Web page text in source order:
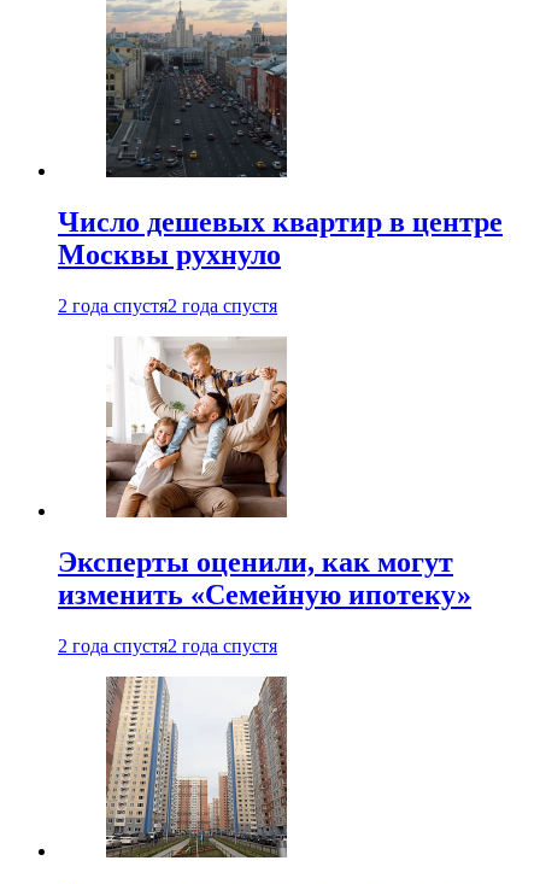
Число дешевых квартир в центре
Москвы рухнуло
2 года спустя2 года спустя
Эксперты оценили, как могут
изменить «Семейную ипотеку»
2 года спустя2 года спустя